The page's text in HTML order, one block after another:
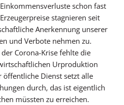
schon fast
stagnieren seit
Anerkennung unserer
und Verbote nehmen zu.
Corona-Krise fehlte die
Urproduktion
öffentliche Dienst setzt alle
durch, das ist eigentlich
müssten zu erreichen.